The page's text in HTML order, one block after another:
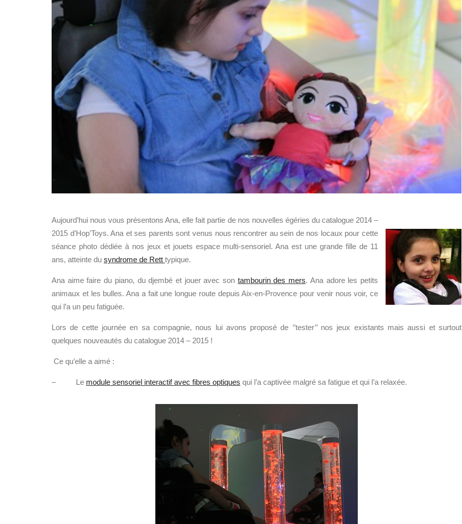
Aujourd’hui nous vous présentons Ana, elle fait partie de nos nouvelles égéries du catalogue 2014 –
2015 d’Hop’Toys. Ana et ses parents sont venus nous rencontrer au sein de nos locaux pour cette
séance photo dédiée à nos jeux et jouets espace multi-sensoriel. Ana est une grande fille de 11
ans, atteinte du syndrome de Rett typique.
Ana aime faire du piano, du djembé et jouer avec son tambourin des mers. Ana adore les petits
animaux et les bulles. Ana a fait une longue route depuis Aix-en-Provence pour venir nous voir, ce
qui l’a un peu fatiguée.
Lors de cette journée en sa compagnie, nous lui avons proposé de ‘’tester’’ nos jeux existants mais aussi et surtout
quelques nouveautés du catalogue 2014 – 2015 !
Ce qu’elle a aimé :
– Le module sensoriel interactif avec fibres optiques qui l’a captivée malgré sa fatigue et qui l’a relaxée.